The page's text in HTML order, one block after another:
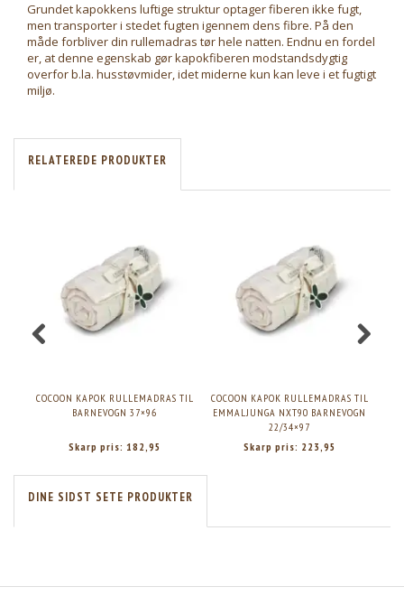
Grundet kapokkens luftige struktur optager fiberen ikke fugt,
men transporter i stedet fugten igennem dens fibre. På den
måde forbliver din rullemadras tør hele natten. Endnu en fordel
er, at denne egenskab gør kapokfiberen modstandsdygtig
overfor b.la. husstøvmider, idet miderne kun kan leve i et fugtigt
miljø.
RELATEREDE PRODUKTER
COCOON KAPOK RULLEMADRAS TIL
BARNEVOGN 37×96
Skarp pris: 182,95
COCOON KAPOK RULLEMADRAS TIL
EMMALJUNGA NXT90 BARNEVOGN
22/34×97
Skarp pris: 223,95
DINE SIDST SETE PRODUKTER